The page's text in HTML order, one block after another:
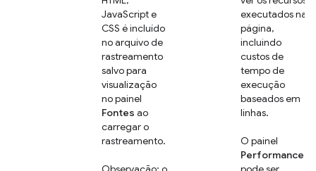
JavaScript e
CSS é incluído
no arquivo de
rastreamento
salvo para
visualização
no painel
Fontes ao
carregar o
rastreamento.
executados na
página,
incluindo
custos de
tempo de
execução
baseados em
linhas.
O painel
Performance